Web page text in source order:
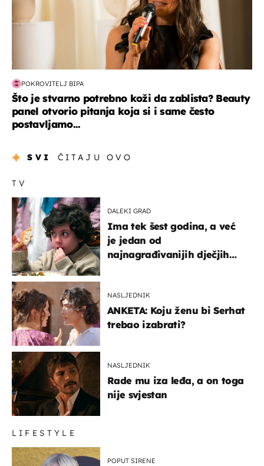
POKROVITELJ BIPA
Što je stvarno potrebno koži da zablista? Beauty
panel otvorio pitanja koja si i same često
postavljamo...
SVI ČITAJU OVO
TV
DALEKI GRAD
Ima tek šest godina, a već
je jedan od
najnagrađivanijih dječjih
NASLJEDNIK
ANKETA: Koju ženu bi Serhat
trebao izabrati?
NASLJEDNIK
Rade mu iza leđa, a on toga
nije svjestan
LIFESTYLE
POPUT SIRENE